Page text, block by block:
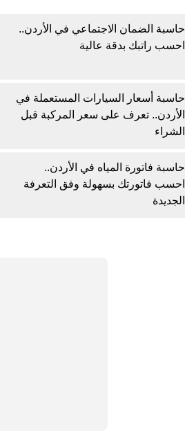
حاسبة الضمان الاجتماعي في الأردن..
احسب راتبك بدقة عالية
حاسبة أسعار السيارات المستعملة في
الأردن.. تعرف على سعر المركبة قبل
الشراء
حاسبة فاتورة المياه في الأردن..
احسب فاتورتك بسهولة وفق التعرفة
الجديدة